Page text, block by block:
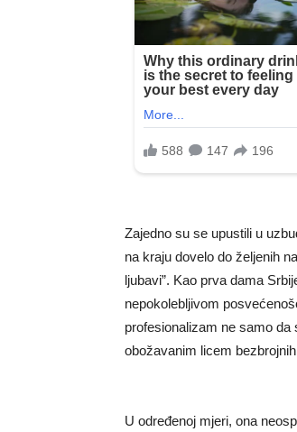
Zajedno su se upustili u
na kraju dovelo do željenih
ljubavi”. Kao prva dama
nepokolebljivom
profesionalizam ne samo
obožavanim licem
U određenoj mjeri, ona